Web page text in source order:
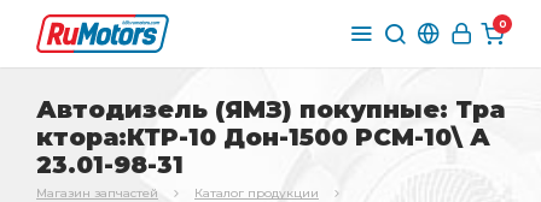
0
Автодизель (ЯМЗ) покупные: Тра
ктора:КТР-10 Дон-1500 РСМ-10\ А
23.01-98-31
Магазин запчастей
Каталог продукции